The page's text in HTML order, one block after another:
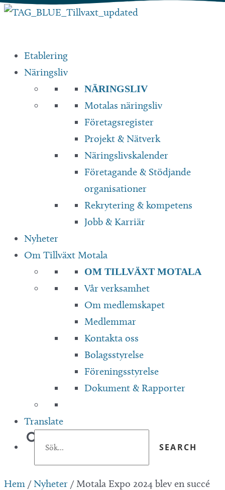
Hoppa
Etablering
Näringsliv
NÄRINGSLIV
Motalas näringsliv
Företagsregister
Projekt & Nätverk
Näringslivskalender
Företagande & Stödjande
organisationer
Rekrytering & kompetens
Jobb & Karriär
Nyheter
Om Tillväxt Motala
OM TILLVÄXT MOTALA
Vår verksamhet
Om medlemskapet
Medlemmar
Kontakta oss
Bolagsstyrelse
Föreningsstyrelse
Dokument & Rapporter
Translate
Hem / Nyheter / Motala Expo 2024 blev en succé